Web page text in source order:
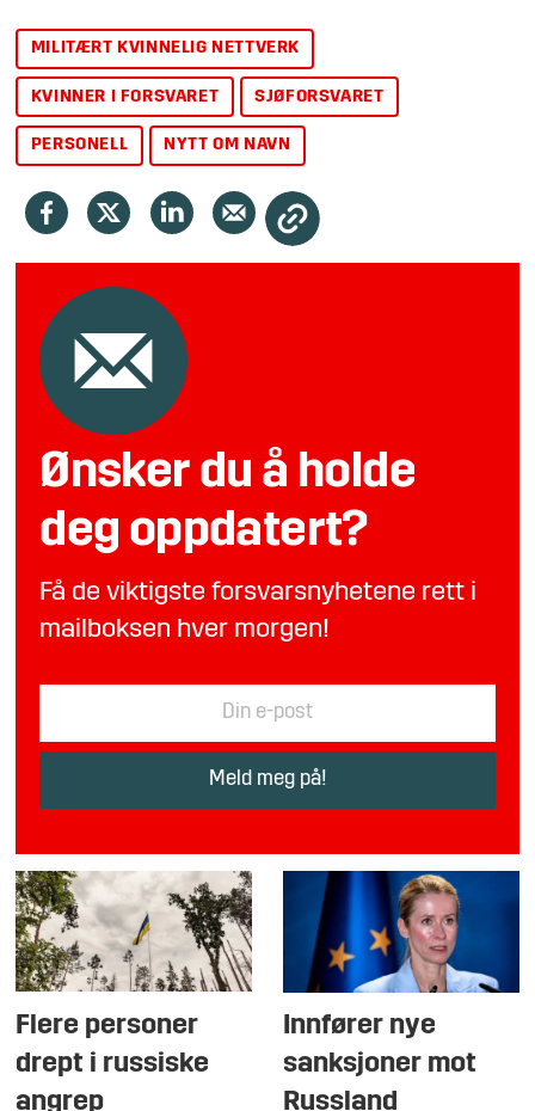
MILITÆRT KVINNELIG NETTVERK
KVINNER I FORSVARET SJØFORSVARET
PERSONELL NYTT OM NAVN
Ønsker du å holde
deg oppdatert?
Få de viktigste forsvarsnyhetene rett i
mailboksen hver morgen!
Flere personer
drept i russiske
angrep
Innfører nye
sanksjoner mot
Russland